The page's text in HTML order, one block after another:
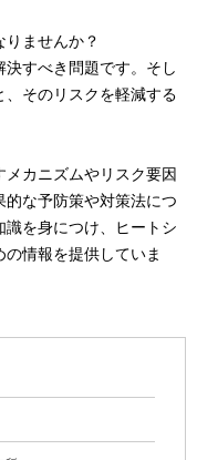
ませんか？
すべき問題です。そし
そのリスクを軽減する
カニズムやリスク要因
な予防策や対策法につ
を身につけ、ヒートシ
情報を提供していま